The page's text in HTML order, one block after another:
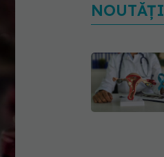
NOUTĂȚI